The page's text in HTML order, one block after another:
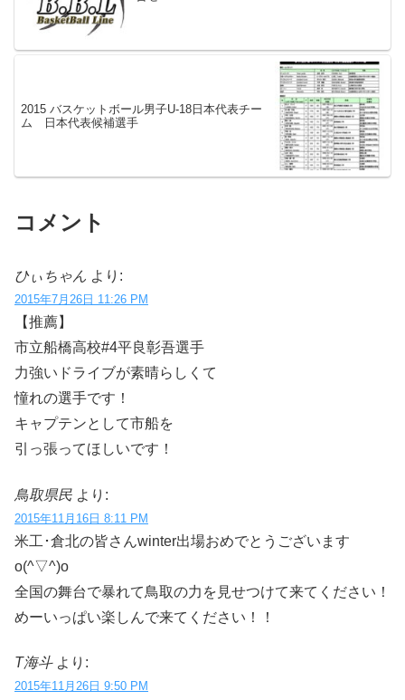
2015 バスケットボール男子U-18日本代表チー
ム 日本代表候補選手
コメント
ひぃちゃん より:
2015年7月26日 11:26 PM
【推薦】
市立船橋高校#4平良彰吾選手
力強いドライブが素晴らしくて
憧れの選手です！
キャプテンとして市船を
引っ張ってほしいです！
鳥取県民 より:
2015年11月16日 8:11 PM
米工･倉北の皆さんwinter出場おめでとうございます
o(^▽^)o
全国の舞台で暴れて鳥取の力を見せつけて来てください！
めーいっぱい楽しんで来てください！！
T海斗 より:
2015年11月26日 9:50 PM